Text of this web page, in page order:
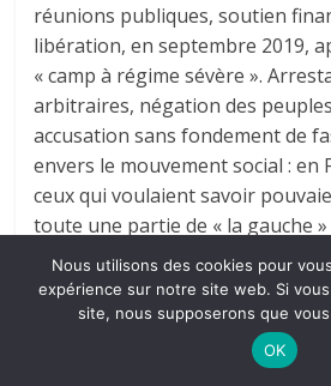
réunions publiques, soutien
libération, en septembre 2019,
« camp à régime sévère ».
arbitraires, négation des
accusation sans fondement de
envers le mouvement social : en
ceux qui voulaient savoir
toute une partie de « la gauche »
désintéresser. Fait mine, oui ; ils
pas ce type de situation ;
Koltchenko et ses co-accusés
cinéaste Sentsov) n’était pas
Terminons ce propos en
Nous utilisons des cookies pour
expérience sur notre site web. Si
site, nous supposerons que
OK